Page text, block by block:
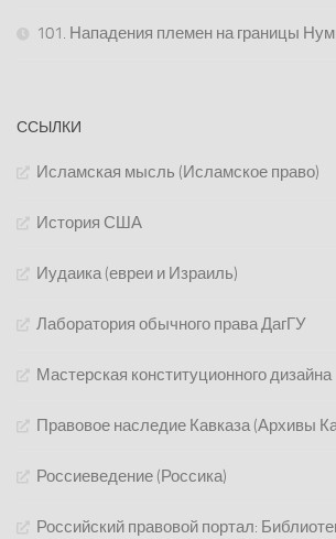
101. Нападения племен на границы
ССЫЛКИ
Исламская мысль (Исламское право)
История США
Иудаика (евреи и Израиль)
Лаборатория обычного права ДагГУ
Мастерская конституционного дизайна
Правовое наследие Кавказа (Архивы
Россиеведение (Россика)
Российский правовой портал: